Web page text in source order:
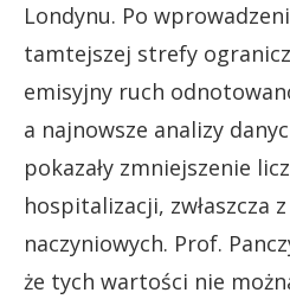
Londynu. Po
tamtejszej strefy
emisyjny ruch
a najnowsze analizy
pokazały zmniejszenie
hospitalizacji, zwłaszcza
naczyniowych. Prof.
że tych wartości nie